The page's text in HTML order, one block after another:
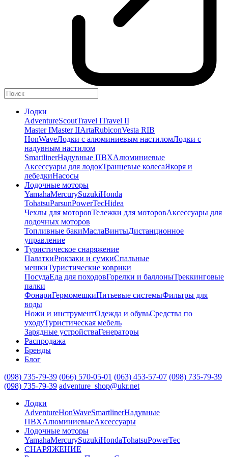
Лодки
AdventureScoutTravel ITravel II
Master IMaster IIArtaRubiconVesta RIB
HonWaveЛодки с алюминиевым настиломЛодки с
надувным настилом
SmartlinerНадувные ПВХАлюминиевые
Аксессуары для лодокТранцевые колесаЯкоря и
лебедкиНасосы
Лодочные моторы
YamahaMercurySuzukiHonda
TohatsuParsunPowerTecHidea
Чехлы для моторовТележки для моторовАксессуары для
лодочных моторов
Топливные бакиМаслаВинтыДистанционное
управление
Туристическое снаряжение
ПалаткиРюкзаки и сумкиСпальные
мешкиТуристические коврики
ПосудаЕда для походовГорелки и баллоныТреккинговые
палки
ФонариГермомешкиПитьевые системыФильтры для
воды
Ножи и инструментОдежда и обувьСредства по
уходуТуристическая мебель
Зарядные устройстваГенераторы
Распродажа
Бренды
Блог
(098) 735-79-39 (066) 570-05-01 (063) 453-57-07 (098) 735-79-39
(098) 735-79-39 adventure_shop@ukr.net
Лодки
AdventureHonWaveSmartlinerНадувные
ПВХАлюминиевыеАксессуары
Лодочные моторы
YamahaMercurySuzukiHondaTohatsuPowerTec
СНАРЯЖЕНИЕ